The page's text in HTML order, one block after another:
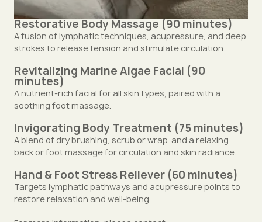
Restorative Body Massage (90 minutes)
A fusion of lymphatic techniques, acupressure, and deep
strokes to release tension and stimulate circulation.
Revitalizing Marine Algae Facial (90
minutes)
A nutrient-rich facial for all skin types, paired with a
soothing foot massage.
Invigorating Body Treatment (75 minutes)
A blend of dry brushing, scrub or wrap, and a relaxing
back or foot massage for circulation and skin radiance.
Hand & Foot Stress Reliever (60 minutes)
Targets lymphatic pathways and acupressure points to
restore relaxation and well-being.